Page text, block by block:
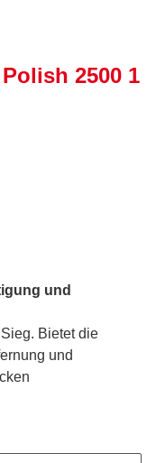
2500 1
und
Bietet die
und